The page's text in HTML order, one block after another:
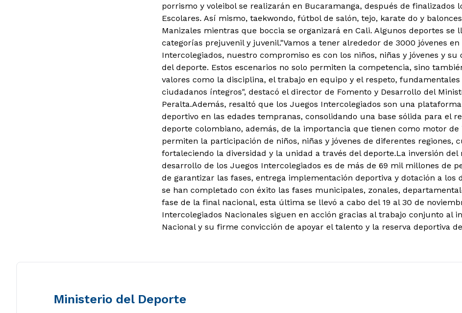
porrismo y voleibol se realizarán en Bucaramanga, después de finalizados
Escolares. Así mismo, taekwondo, fútbol de salón, tejo, karate do y
Manizales mientras que boccia se organizará en Cali. Algunos deportes se
categorías prejuvenil y juvenil."Vamos a tener alrededor de 3000 jóvenes
Intercolegiados, nuestro compromiso es con los niños, niñas y jóvenes y
del deporte. Estos escenarios no solo permiten la competencia, sino
valores como la disciplina, el trabajo en equipo y el respeto,
ciudadanos íntegros", destacó el director de Fomento y Desarrollo del
Peralta.Además, resaltó que los Juegos Intercolegiados son una
deportivo en las edades tempranas, consolidando una base sólida para el
deporte colombiano, además, de la importancia que tienen como motor de
permiten la participación de niños, niñas y jóvenes de diferentes regiones,
fortaleciendo la diversidad y la unidad a través del deporte.La inversión del
desarrollo de los Juegos Intercolegiados es de más de 69 mil millones de
de garantizar las fases, entrega implementación deportiva y dotación a los
se han completado con éxito las fases municipales, zonales,
fase de la final nacional, esta última se llevó a cabo del 19 al 30 de
Intercolegiados Nacionales siguen en acción gracias al trabajo conjunto al
Nacional y su firme convicción de apoyar el talento y la reserva deportiva
Ministerio del Deporte